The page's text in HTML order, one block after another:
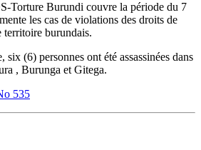
Torture Burundi couvre la période du 7
les cas de violations des droits de
territoire burundais.
six (6) personnes ont été assassinées dans
, Burunga et Gitega.
535